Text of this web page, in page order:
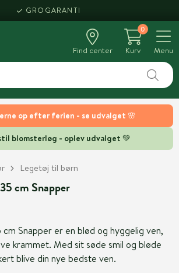
op efter ferien - se udvalget 🌸
blomsterløg - oplev udvalget 💚
GROGARANTI
Find center
0
Kurv
Menu
Legetøj til børn
cm Snapper
cm Snapper er en blød og hyggelig ven,
krammet. Med sit søde smil og bløde
blive din nye bedste ven.